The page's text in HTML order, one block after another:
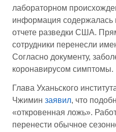
лабораторном
информация содержалась
отчете разведки США.
сотрудники перенесли
Согласно документу,
коронавирусом симптомы.
Глава Уханьского
Чжимин заявил, что
«откровенная ложь».
перенести обычное